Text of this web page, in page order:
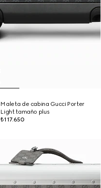
Maleta de cabina Gucci Porter
Light tamaño plus
₺117.650